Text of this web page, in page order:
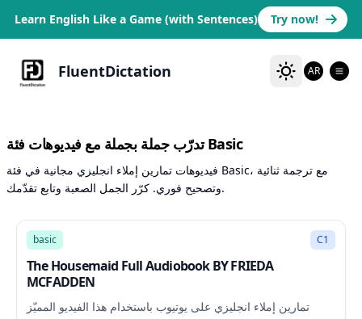
Learn English Like a Game (with Sentences) Try now!
FluentDictation AR
تدرّب جملة بجملة مع فيديوهات فئة Basic
فيديوهات تمارين إملاء انجليزي مجانية في فئة Basic، مع ترجمة ثنائية
وتصحيح فوري. كرّر الجمل الصعبة وتابع تقدّمك.
basic C1
The Housemaid Full Audiobook BY FRIEDA
MCFADDEN
تمارين إملاء انجليزي على يوتيوب باستخدام هذا الفيديو المميّز